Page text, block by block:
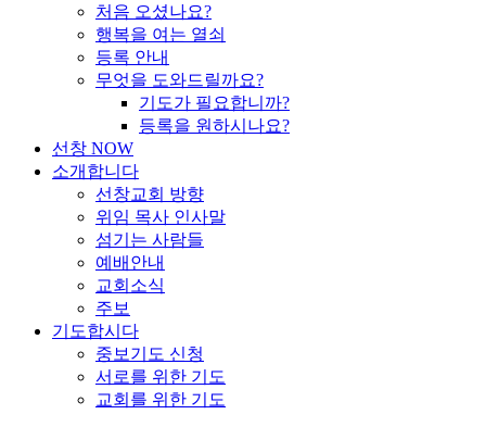
처음 오셨나요?
행복을 여는 열쇠
등록 안내
무엇을 도와드릴까요?
기도가 필요합니까?
등록을 원하시나요?
선창 NOW
소개합니다
선창교회 방향
위임 목사 인사말
섬기는 사람들
예배안내
교회소식
주보
기도합시다
중보기도 신청
서로를 위한 기도
교회를 위한 기도